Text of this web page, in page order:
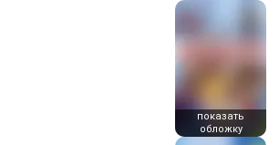
показать
обложку